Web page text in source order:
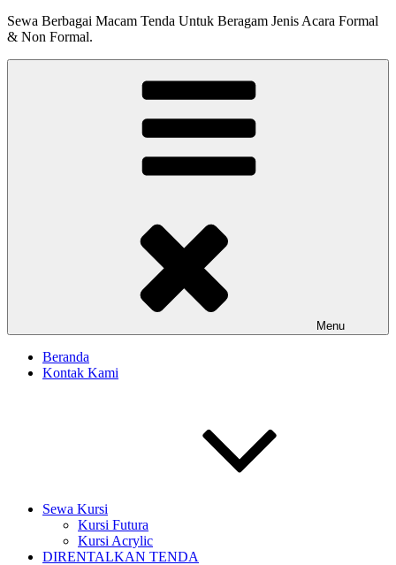
Sewa Berbagai Macam Tenda Untuk Beragam Jenis Acara Formal
& Non Formal.
Menu
Beranda
Kontak Kami
Sewa Kursi
Kursi Futura
Kursi Acrylic
DIRENTALKAN TENDA